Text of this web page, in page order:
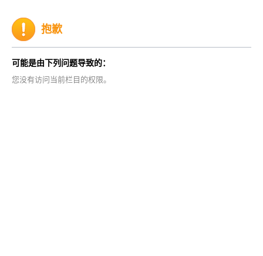
抱歉
可能是由下列问题导致的：
您没有访问当前栏目的权限。